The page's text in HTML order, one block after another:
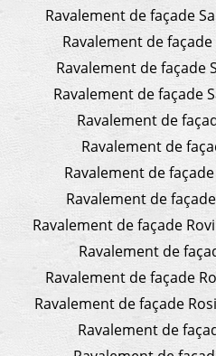
Ravalement de façade
Ravalement de
Ravalement de façade
Ravalement de façade
Ravalement de
Ravalement de
Ravalement de
Ravalement de
Ravalement de façade
Ravalement de
Ravalement de façade
Ravalement de façade
Ravalement de